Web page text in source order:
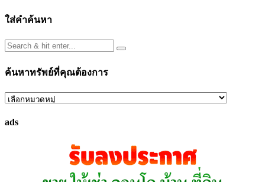
ใส่คำค้นหา
ค้นหาทรัพย์ที่คุณต้องการ
ค้นหา
ที่
ads